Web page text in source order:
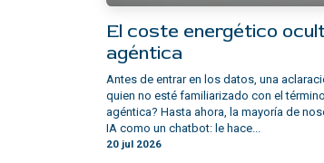
El coste energético
agéntica
Antes de entrar en los datos, una
quien no esté familiarizado con el
agéntica? Hasta ahora, la mayoría de
IA como un chatbot: le hace...
20 jul 2026